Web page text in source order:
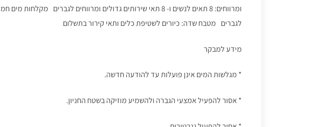
לגברים מטבח שדה: כיורים לשטיפת כלים ותאי קירור בתשלום
מידע למבקר
* מגלשות המים אינן פועלות עד להודעה חדשה.
* אסור להפעיל אמצעי הגברה ולהשמיע מוזיקה בשטח החניון.